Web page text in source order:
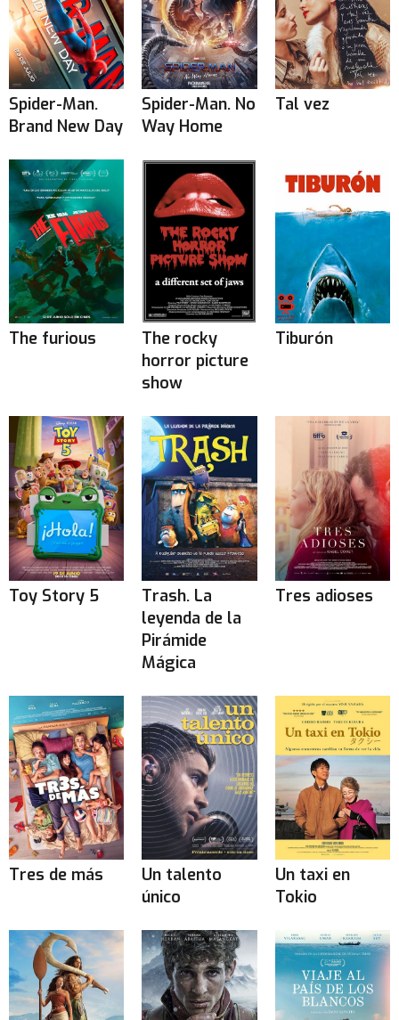
Spider-Man.
Brand New Day
Spider-Man. No
Way Home
Tal vez
The furious
The rocky
horror picture
show
Tiburón
Toy Story 5
Trash. La
leyenda de la
Pirámide
Mágica
Tres adioses
Tres de más
Un talento
único
Un taxi en
Tokio